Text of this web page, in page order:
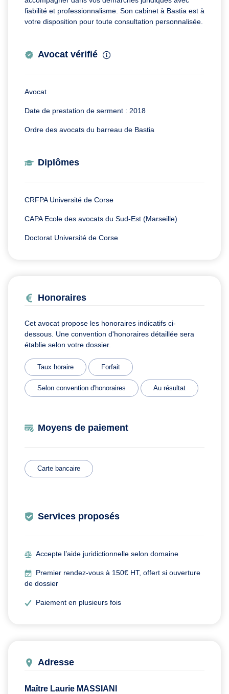
fiabilité et professionnalisme. Son cabinet à Bastia est à
votre disposition pour toute consultation personnalisée.
Avocat vérifié
Avocat
Date de prestation de serment : 2018
Ordre des avocats du barreau de Bastia
Diplômes
CRFPA Université de Corse
CAPA Ecole des avocats du Sud-Est (Marseille)
Doctorat Université de Corse
Honoraires
Cet avocat propose les honoraires indicatifs ci-
dessous. Une convention d'honoraires détaillée sera
établie selon votre dossier.
Taux horaire Forfait
Selon convention d'honoraires Au résultat
Moyens de paiement
Carte bancaire
Services proposés
Accepte l’aide juridictionnelle selon domaine
Premier rendez-vous à 150€ HT, offert si ouverture
de dossier
Paiement en plusieurs fois
Adresse
Maître Laurie MASSIANI